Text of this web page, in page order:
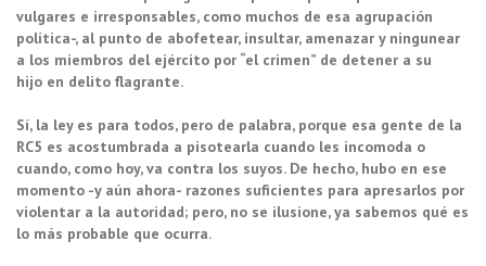
vulgares e irresponsables, como muchos de esa agrupación
política-, al punto de abofetear, insultar, amenazar y ningunear
a los miembros del ejército por “el crimen” de detener a su
hijo en delito flagrante.
Sí, la ley es para todos, pero de palabra, porque esa gente de la
RC5 es acostumbrada a pisotearla cuando les incomoda o
cuando, como hoy, va contra los suyos. De hecho, hubo en ese
momento -y aún ahora- razones suficientes para apresarlos por
violentar a la autoridad; pero, no se ilusione, ya sabemos qué es
lo más probable que ocurra.